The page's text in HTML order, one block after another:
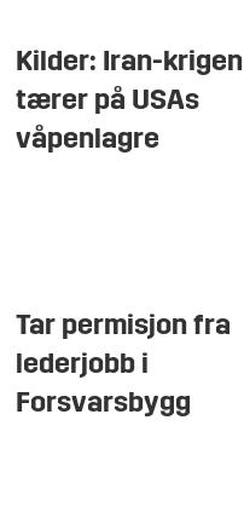
Kilder: Iran-krigen
tærer på USAs
våpenlagre
Tar permisjon fra
lederjobb i
Forsvarsbygg